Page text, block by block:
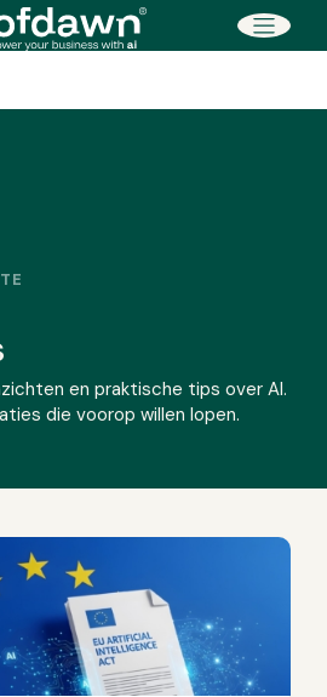
en praktische tips over AI.
die voorop willen lopen.